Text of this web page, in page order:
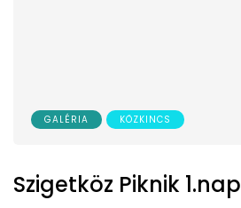
GALÉRIA KÖZKINCS
Szigetköz Piknik 1.nap